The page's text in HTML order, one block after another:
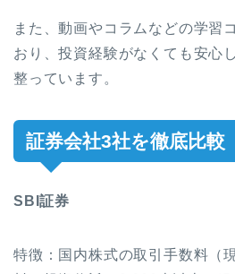
また、動画やコラムなどの学習
おり、投資経験がなくても安心
整っています。
証券会社3社を徹底比較
SBI証券
特徴：国内株式の取引手数料（